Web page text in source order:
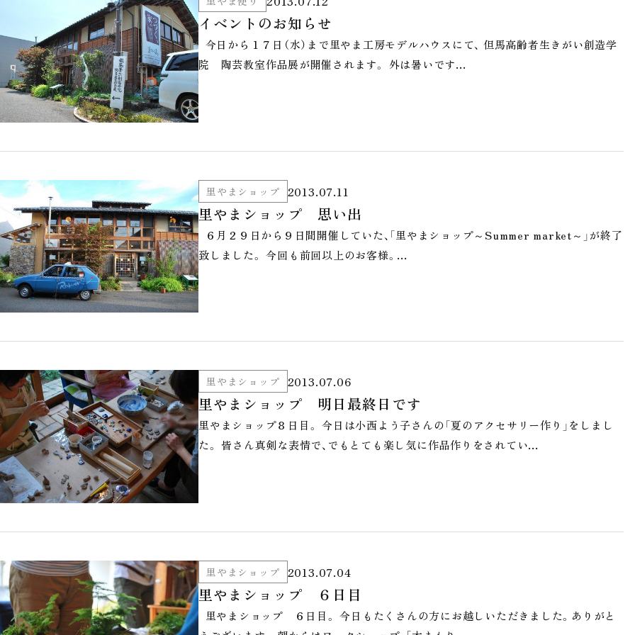
イベントのお知らせ
今日から１７日（水）まで里やま工房モデルハウスにて、 但馬高齢者生きがい創造学
院 陶芸教室作品展が開催されます。 外は暑いです…
里やまショップ 2013.07.11
里やまショップ 思い出
６月２９日から９日間開催していた、「里やまショップ～Summer market～」が終了
致しました。 今回も前回以上のお客様。…
里やまショップ 2013.07.06
里やまショップ 明日最終日です
里やまショップ８日目。 今日は小西よう子さんの「夏のアクセサリー作り」をしまし
た。 皆さん真剣な表情で、でもとても楽し気に作品作りをされてい…
里やまショップ 2013.07.04
里やまショップ ６日目
里やまショップ ６日目。 今日もたくさんの方にお越しいただきました。ありがと